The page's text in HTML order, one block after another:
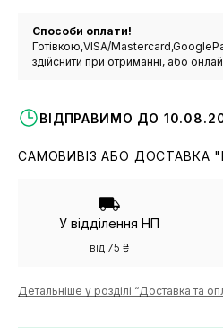
Способи оплати!
Готівкою,VISA/
здійснити при отриманні, або
ВІДПРАВИМО ДО
САМОВИВІЗ АБО
У відділення НП
від 75 ₴
Детальніше у розділі “Доставка та